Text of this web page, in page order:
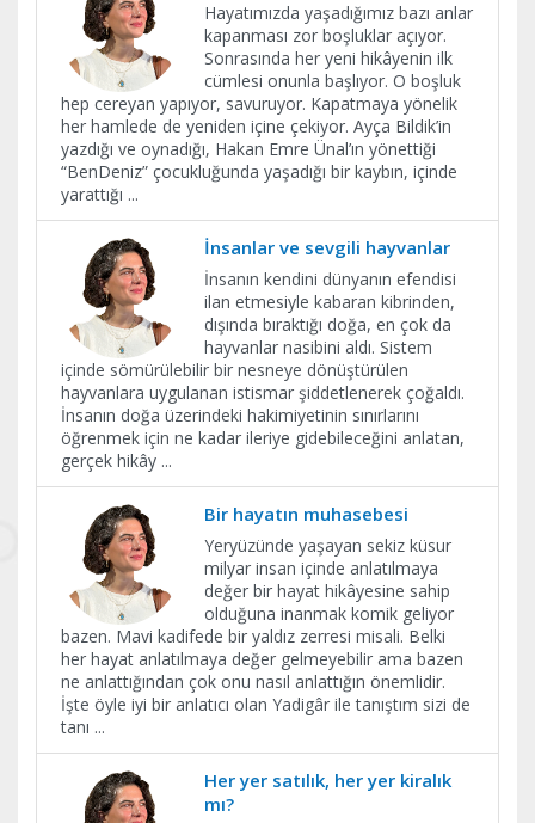
Hayatımızda yaşadığımız bazı anlar
kapanması zor boşluklar açıyor.
Sonrasında her yeni hikâyenin ilk
cümlesi onunla başlıyor. O boşluk
hep cereyan yapıyor, savuruyor. Kapatmaya yönelik
her hamlede de yeniden içine çekiyor. Ayça Bildik’in
yazdığı ve oynadığı, Hakan Emre Ünal’ın yönettiği
“BenDeniz” çocukluğunda yaşadığı bir kaybın, içinde
yarattığı ...
İnsanlar ve sevgili hayvanlar
İnsanın kendini dünyanın efendisi
ilan etmesiyle kabaran kibrinden,
dışında bıraktığı doğa, en çok da
hayvanlar nasibini aldı. Sistem
içinde sömürülebilir bir nesneye dönüştürülen
hayvanlara uygulanan istismar şiddetlenerek çoğaldı.
İnsanın doğa üzerindeki hakimiyetinin sınırlarını
öğrenmek için ne kadar ileriye gidebileceğini anlatan,
gerçek hikây ...
Bir hayatın muhasebesi
Yeryüzünde yaşayan sekiz küsur
milyar insan içinde anlatılmaya
değer bir hayat hikâyesine sahip
olduğuna inanmak komik geliyor
bazen. Mavi kadifede bir yaldız zerresi misali. Belki
her hayat anlatılmaya değer gelmeyebilir ama bazen
ne anlattığından çok onu nasıl anlattığın önemlidir.
İşte öyle iyi bir anlatıcı olan Yadigâr ile tanıştım sizi de
tanı ...
Her yer satılık, her yer kiralık
mı?